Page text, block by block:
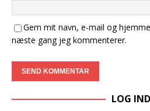
Gem mit navn, e-mail og
næste gang jeg kommenterer.
LOG IND